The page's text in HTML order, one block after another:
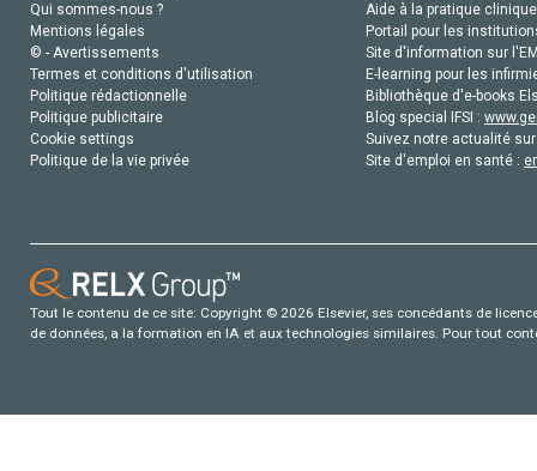
Qui sommes-nous ?
Mentions légales
© - Avertissements
Termes et conditions d'utilisation
Politique rédactionnelle
Politique publicitaire
Cookie settings
Politique de la vie privée
Aide à la pratique
Portail pour les
Site d'information sur
E-learning pour les
Bibliothèque d'e-books
Blog special IFSI :
Suivez notre actualité
Site d'emploi en santé :
Tout le contenu de ce site: Copyright © 2026 Elsevier, ses concédants de
de données, a la formation en IA et aux technologies similaires. Pour tout